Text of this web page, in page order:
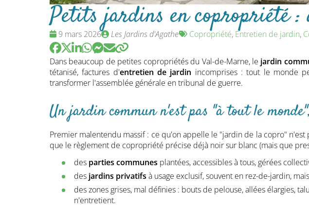
Petits jardins en copropriété
Date
:
9 mars 2026
Publié
par
Les Jardins d'Agathe
Tags
Copropriété, Entretien de jardin,
Dans beaucoup de petites copropriétés du Val-de-Marne, le jardin
tétanisé, factures d'entretien de jardin incomprises : tout le monde
transformer l'assemblée générale en tribunal de guerre.
Un jardin commun n'est pas "à tout le
Premier malentendu massif : ce qu'on appelle le "jardin de la copro"
que le règlement de copropriété précise déjà noir sur blanc (mais que
des parties communes plantées, accessibles à tous, gérées
des jardins privatifs à usage exclusif, souvent en rez-de-jardin,
des zones grises, mal définies : bouts de pelouse, allées élargies,
n'entretient.